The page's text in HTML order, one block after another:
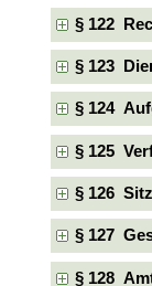
§ 122
§ 123
§ 124
§ 125
§ 126
§ 127
§ 128